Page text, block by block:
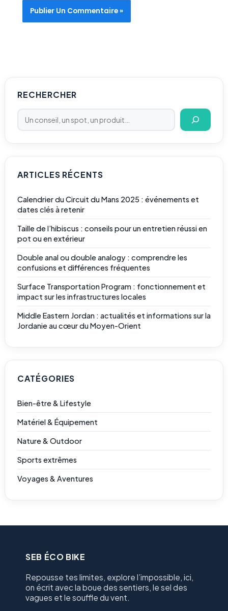
RECHERCHER
ARTICLES RÉCENTS
Calendrier du Circuit du Mans 2025 : événements et
dates clés à retenir
Taille de l’hibiscus : conseils pour un entretien réussi en
pot ou en extérieur
Double anal ou double analogy : comprendre les
confusions et différences fréquentes
Surface Transportation Program : fonctionnement et
impact sur les infrastructures locales
Middle Eastern Jordan : actualités et informations sur la
Jordanie au cœur du Moyen-Orient
CATÉGORIES
Bien-être & Lifestyle
Matériel & Équipement
Nature & Outdoor
Sports extrêmes
Voyages & Aventures
SEB ÉCO BIKE
Repousse tes limites, explore l’impossible, ici,
on écrit avec la boue des sentiers, le sel des
vagues et le souffle du vent.